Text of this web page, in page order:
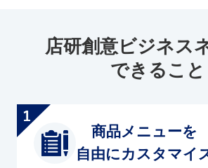
店研創意ビジネス
できること
商品メニューを
自由にカスタマイ